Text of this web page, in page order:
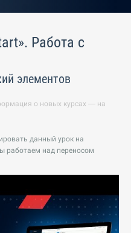
Работа с
элементов
о новых курсах — на
данный урок на
работаем над переносом